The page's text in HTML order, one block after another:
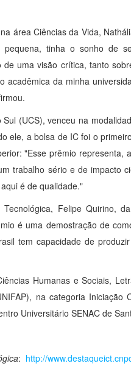
área Ciências da Vida,
tinha o sonho de
uma visão crítica, tanto
acadêmica da minha
(UCS), venceu na
ele, a bolsa de IC foi o
"Esse prêmio representa,
trabalho sério e de impacto
é de qualidade."
Felipe Quirino,
é uma demostração de
tem capacidade de
Humanas e Sociais,
na categoria Iniciação
Universitário SENAC de
: http://